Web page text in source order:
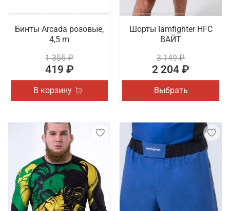
Бинты Arcada розовые,
4,5 m
1 355 ₽
419 ₽
В корзину
Шорты Iamfighter HFC
ВАЙТ
3 149 ₽
2 204 ₽
Выбрать